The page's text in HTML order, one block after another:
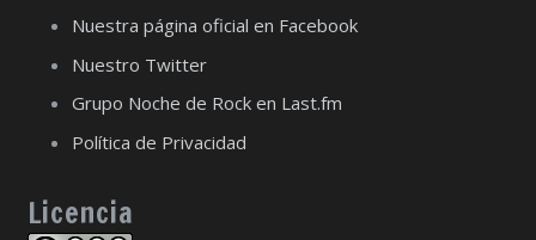
Nuestra página oficial en Facebook
Nuestro Twitter
Grupo Noche de Rock en Last.fm
Política de Privacidad
Licencia